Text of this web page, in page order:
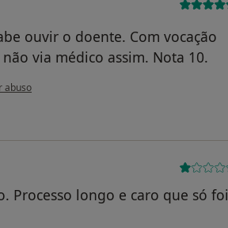
ouvir o doente. Com vocação
via médico assim. Nota 10.
utilizador ADC
abuso
Processo longo e caro que só foi